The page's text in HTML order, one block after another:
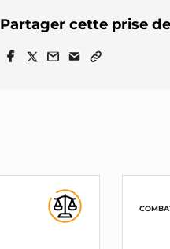
Partager cette prise